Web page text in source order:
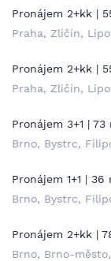
Pronájem 2+kk |
Praha, Zličín,
Pronájem 2+kk |
Praha, Zličín,
Pronájem 3+1 | 73
Brno, Bystrc,
Pronájem 1+1 | 36
Brno, Bystrc,
Pronájem 2+kk |
Brno, Brno-